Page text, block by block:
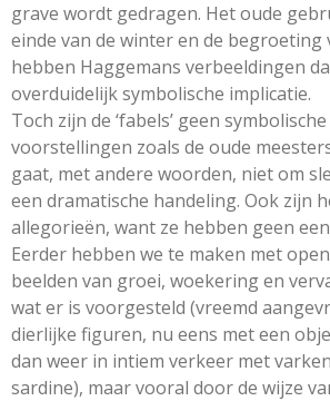
grave wordt gedragen. Het oude
einde van de winter en de begroeting
hebben Haggemans verbeeldingen
overduidelijk symbolische implicatie.
Toch zijn de ‘fabels’ geen
voorstellingen zoals de oude
gaat, met andere woorden, niet om
een dramatische handeling. Ook zijn
allegorieën, want ze hebben geen
Eerder hebben we te maken met
beelden van groei, woekering en
wat er is voorgesteld (vreemd
dierlijke figuren, nu eens met een
dan weer in intiem verkeer met
sardine), maar vooral door de wijze